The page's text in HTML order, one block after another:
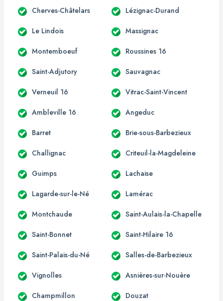
Cherves-Châtelars Lézignac-Durand
Le Lindois Massignac
Montemboeuf Roussines 16
Saint-Adjutory Sauvagnac
Verneuil 16 Vitrac-Saint-Vincent
Ambleville 16 Angeduc
Barret Brie-sous-Barbezieux
Challignac Criteuil-la-Magdeleine
Guimps Lachaise
Lagarde-sur-le-Né Lamérac
Montchaude Saint-Aulais-la-Chapelle
Saint-Bonnet Saint-Hilaire 16
Saint-Palais-du-Né Salles-de-Barbezieux
Vignolles Asnières-sur-Nouère
Champmillon Douzat